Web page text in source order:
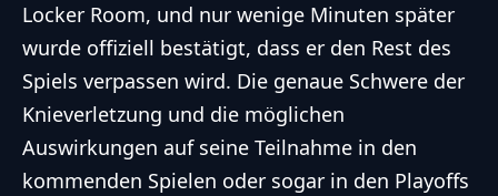
Locker Room, und nur wenige Minuten später
wurde offiziell bestätigt, dass er den Rest des
Spiels verpassen wird. Die genaue Schwere der
Knieverletzung und die möglichen
Auswirkungen auf seine Teilnahme in den
kommenden Spielen oder sogar in den Playoffs